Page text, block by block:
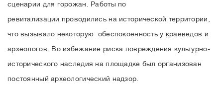
сценарии для горожан. Работы по
ревитализации проводились на исторической территории,
что вызывало некоторую обеспокоенность у краеведов и
археологов. Во избежание риска повреждения культурно-
исторического наследия на площадке был организован
постоянный археологический надзор.